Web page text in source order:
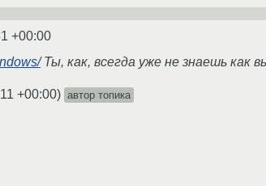
+00:00
Ты, как, всегда уже не знаешь как
+00:00) автор топика